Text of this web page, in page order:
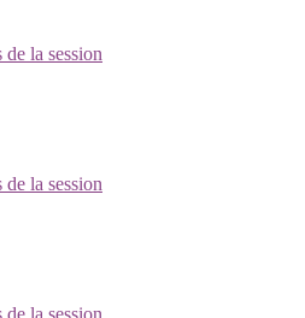
la session
la session